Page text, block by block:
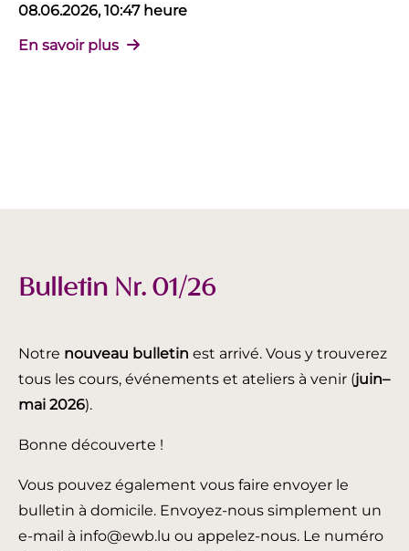
08.06.2026, 10:47 heure
En savoir plus
Bulletin Nr. 01/26
Notre nouveau bulletin est arrivé. Vous y trouverez
tous les cours, événements et ateliers à venir (juin–
mai 2026).
Bonne découverte !
Vous pouvez également vous faire envoyer le
bulletin à domicile. Envoyez-nous simplement un
e-mail à info@ewb.lu ou appelez-nous. Le numéro